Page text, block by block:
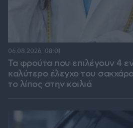
Τα φρούτα που επιλέγουν 4
καλύτερο έλεγχο του
το λίπος στην κοιλιά
06.08.2026, 08:01